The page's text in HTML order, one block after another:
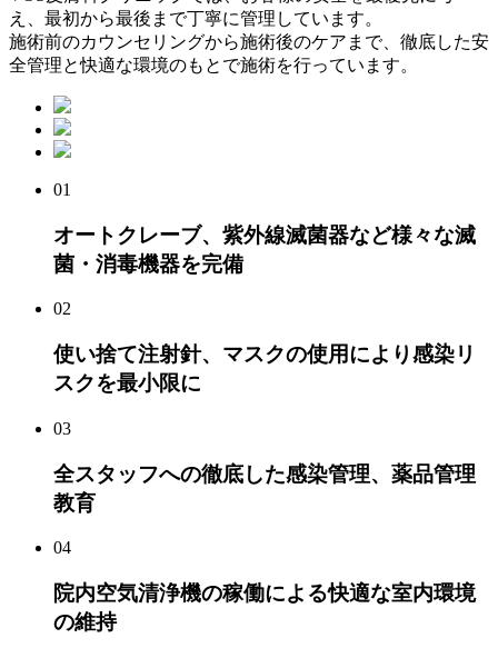
え、最初から最後まで丁寧に管理しています。
施術前のカウンセリングから施術後のケアまで、徹底した安
全管理と快適な環境のもとで施術を行っています。
01
オートクレーブ、紫外線滅菌器など様々な滅
菌・消毒機器を完備
02
使い捨て注射針、マスクの使用により感染リ
スクを最小限に
03
全スタッフへの徹底した感染管理、薬品管理
教育
04
院内空気清浄機の稼働による快適な室内環境
の維持